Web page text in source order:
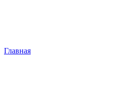
Главная